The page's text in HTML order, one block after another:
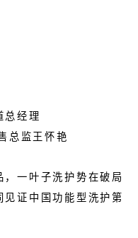
总经理
总监王怀艳
一叶子洗护势在破局
证中国功能型洗护第